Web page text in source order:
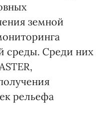
земной
среды. Среди них
рельефа